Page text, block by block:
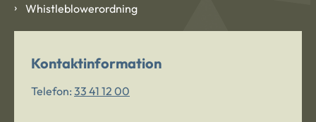
Whistleblowerordning
Kontaktinformation
Telefon: 33 41 12 00